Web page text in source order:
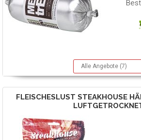
Alle Angebote (7)
FLEISCHESLUST STEAKHOUSE